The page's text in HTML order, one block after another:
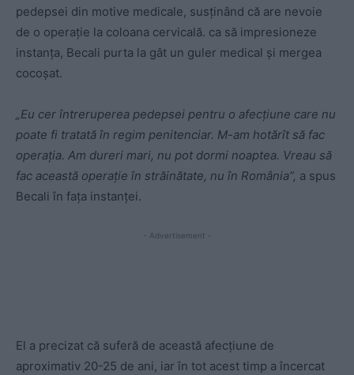
pedepsei din motive medicale, susţinând că are nevoie
de o operaţie la coloana cervicală. ca să impresioneze
instanța, Becali purta la gât un guler medical și mergea
cocoșat.
„Eu cer întreruperea pedepsei pentru o afecţiune care nu
poate fi tratată în regim penitenciar. M-am hotărît să fac
operaţia. Am dureri mari, nu pot dormi noaptea. Vreau să
fac această operaţie în străinătate, nu în România”, a spus
Becali în faţa instanţei.
- Advertisement -
El a precizat că suferă de această afecţiune de
aproximativ 20-25 de ani, iar în tot acest timp a încercat